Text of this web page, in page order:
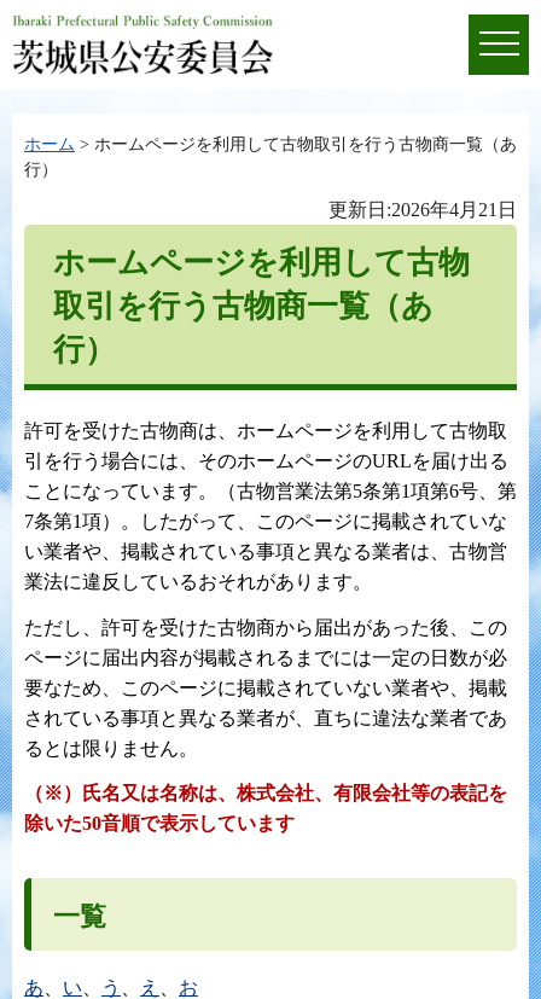
ホーム > ホームページを利用して古物取引を行う古物商一覧（あ
行）
更新日:2026年4月21日
ホームページを利用して古物
取引を行う古物商一覧（あ
行）
許可を受けた古物商は、ホームページを利用して古物取
引を行う場合には、そのホームページのURLを届け出る
ことになっています。（古物営業法第5条第1項第6号、第
7条第1項）。したがって、このページに掲載されていな
い業者や、掲載されている事項と異なる業者は、古物営
業法に違反しているおそれがあります。
ただし、許可を受けた古物商から届出があった後、この
ページに届出内容が掲載されるまでには一定の日数が必
要なため、このページに掲載されていない業者や、掲載
されている事項と異なる業者が、直ちに違法な業者であ
るとは限りません。
（※）氏名又は名称は、株式会社、有限会社等の表記を
除いた50音順で表示しています
一覧
あ い う え お